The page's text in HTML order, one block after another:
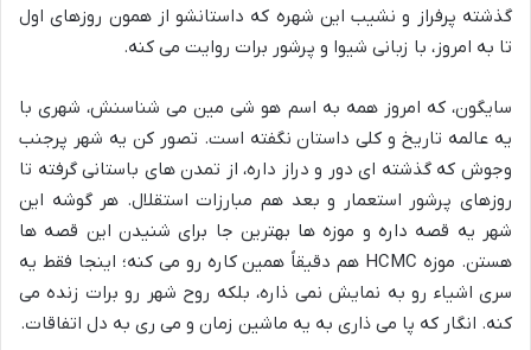
گذشته پرفراز و نشیب این شهره که داستانشو از همون روزهای اول
تا به امروز، با زبانی شیوا و پرشور برات روایت می کنه.
سایگون، که امروز همه به اسم هو شی مین می شناسنش، شهری با
یه عالمه تاریخ و کلی داستان نگفته است. تصور کن یه شهر پرجنب
وجوش که گذشته ای دور و دراز داره، از تمدن های باستانی گرفته تا
روزهای پرشور استعمار و بعد هم مبارزات استقلال. هر گوشه این
شهر یه قصه داره و موزه ها بهترین جا برای شنیدن این قصه ها
هستن. موزه HCMC هم دقیقاً همین کاره رو می کنه؛ اینجا فقط یه
سری اشیاء رو به نمایش نمی ذاره، بلکه روح شهر رو برات زنده می
کنه. انگار که پا می ذاری به یه ماشین زمان و می ری به دل اتفاقات.